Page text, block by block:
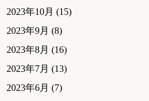
2023年10月 (15)
2023年9月 (8)
2023年8月 (16)
2023年7月 (13)
2023年6月 (7)